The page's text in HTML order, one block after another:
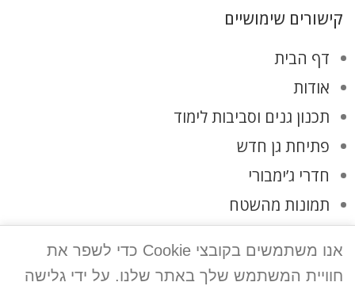
קישורים שימושיים
דף הבית
אודות
תכנון גנים וסביבות לימוד
פתיחת גן חדש
חדרי ג’ימבורי
תמונות מהשטח
אנו משתמשים בקובצי Cookie כדי לשפר את
חוויית המשתמש שלך באתר שלנו. על ידי גלישה